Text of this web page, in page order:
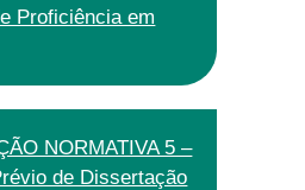
Proficiência em
NORMATIVA 5 –
de Dissertação